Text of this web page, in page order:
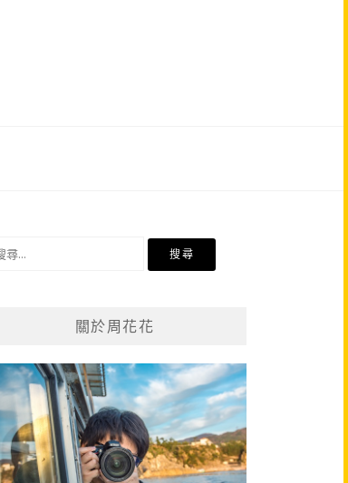
關於周花花